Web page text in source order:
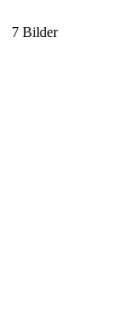
7 Bilder